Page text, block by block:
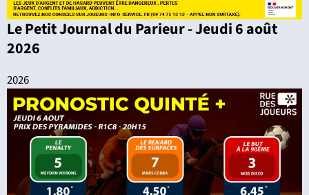
Le Petit Journal du Parieur - Jeudi 6 août
2026
2026